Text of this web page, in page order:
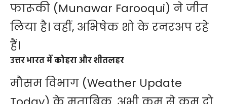
फारूकी (Munawar Farooqui) ने जीत
लिया है। वहीं, अभिषेक शो के रनरअप रहे
हैं।
उत्तर भारत में कोहरा और शीतलहर
मौसम विभाग (Weather Update